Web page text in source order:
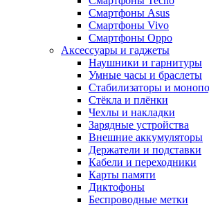
Смартфоны Asus
Смартфоны Vivo
Смартфоны Oppo
Аксессуары и гаджеты
Наушники и гарнитуры
Умные часы и браслеты
Стабилизаторы и
Стёкла и плёнки
Чехлы и накладки
Зарядные устройства
Внешние аккумуляторы
Держатели и подставки
Кабели и переходники
Карты памяти
Диктофоны
Беспроводные метки